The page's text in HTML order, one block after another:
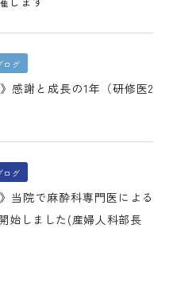
ログ
感謝と成長の1年（研修医2
ログ
当院で麻酔科専門医による
始しました(産婦人科部長